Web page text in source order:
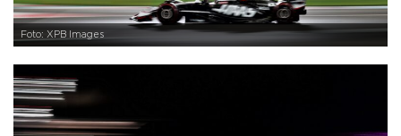
Foto: XPB Images